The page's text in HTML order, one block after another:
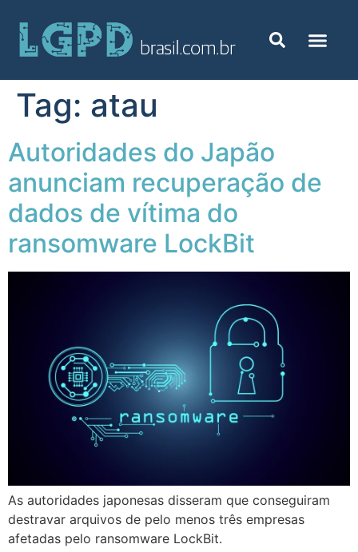
Tag: atau
Autoridades do Japão
anunciam recuperação de
dados de vítima do
ransomware LockBit
As autoridades japonesas disseram que conseguiram
destravar arquivos de pelo menos três empresas
afetadas pelo ransomware LockBit.